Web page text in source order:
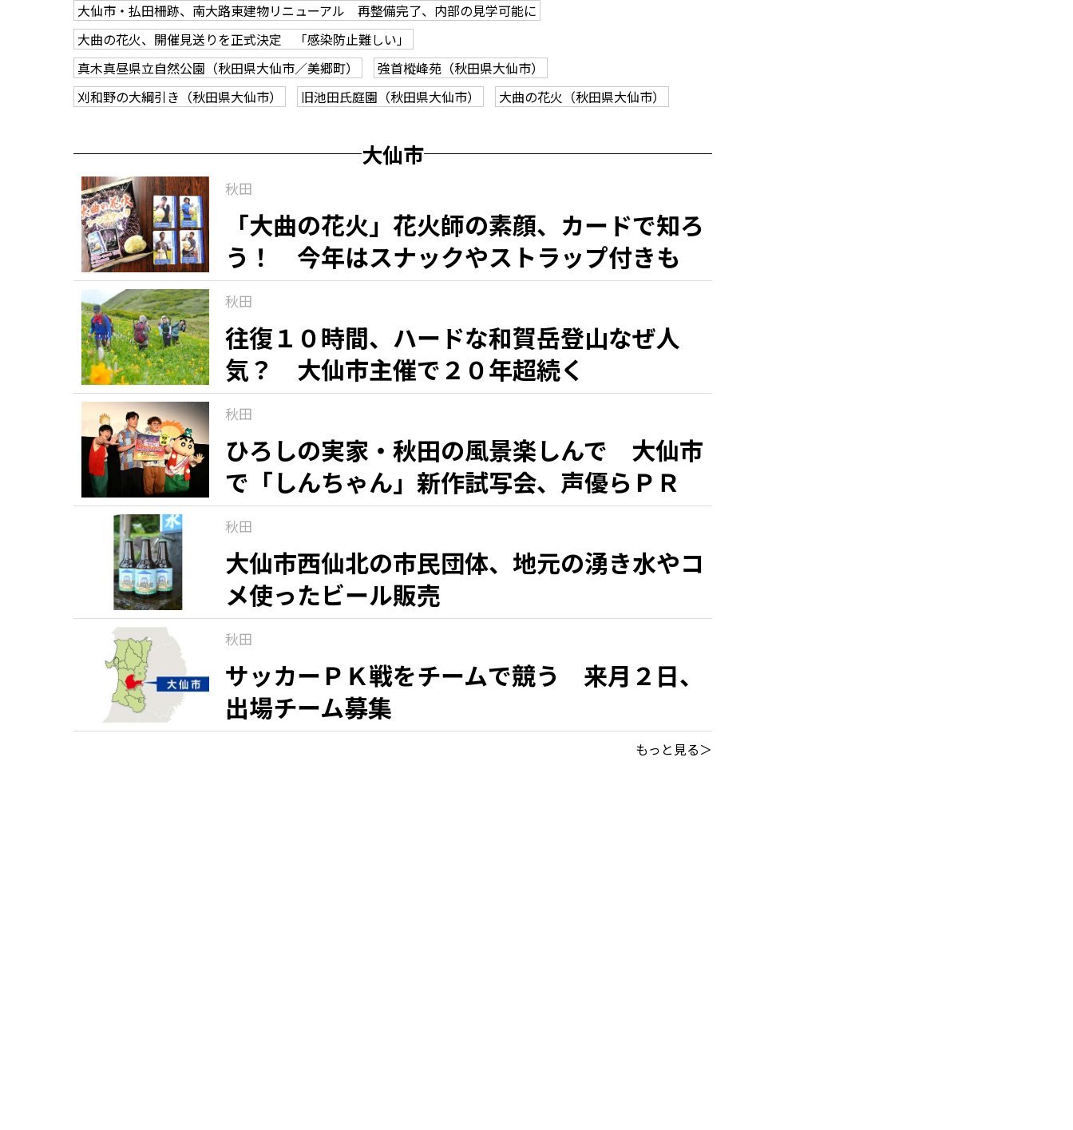
大仙市・払田柵跡、南大路東建物リニューアル 再整備完了、内部の見学可能に
大曲の花火、開催見送りを正式決定 「感染防止難しい」
真木真昼県立自然公園（秋田県大仙市／美郷町）
強首樅峰苑（秋田県大仙市）
刈和野の大綱引き（秋田県大仙市）
旧池田氏庭園（秋田県大仙市） 大曲の花火（秋田県大仙市）
大仙市
秋田
「大曲の花火」花火師の素顔、カードで知ろ
う！ 今年はスナックやストラップ付きも
秋田
往復１０時間、ハードな和賀岳登山なぜ人
気？ 大仙市主催で２０年超続く
秋田
ひろしの実家・秋田の風景楽しんで 大仙市
で「しんちゃん」新作試写会、声優らＰＲ
秋田
大仙市西仙北の市民団体、地元の湧き水やコ
メ使ったビール販売
秋田
サッカーＰＫ戦をチームで競う 来月２日、
出場チーム募集
もっと見る＞